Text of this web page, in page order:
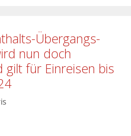
Übergangs-
nun doch
gilt für Einreisen bis